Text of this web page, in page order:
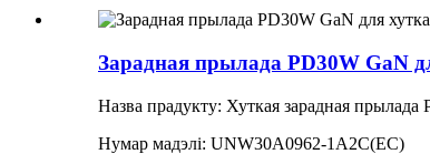
Зарадная прылада PD30W GaN
Назва прадукту: Хуткая зарадная прылада
Нумар мадэлі: UNW30A0962-1A2C(ЕС)